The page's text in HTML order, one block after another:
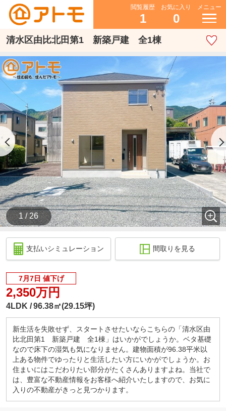
閲覧履歴
1
お気に入り
0
メニュー
清水区由比北田第1 新築戸建 全1棟
1 / 26
支払いシミュレーション 間取りを見る
7月7日 値下げ
2,350万円
4LDK 96.38㎡(29.15坪)
新生活を失敗せず、スタートさせたいならこちらの「清水区由
比北田第1 新築戸建 全1棟」はいかがでしょうか。ベタ基礎
なので床下の湿気も気になりません。建物面積が96.38平米以
上ある物件でゆったりと生活したい方にいかがでしょうか。お
住まいにはこだわりたい部分がたくさんありますよね。当社で
は、豊富な不動産情報をお客様へ紹介いたしますので、お気に
入りの不動産がきっと見つかります。